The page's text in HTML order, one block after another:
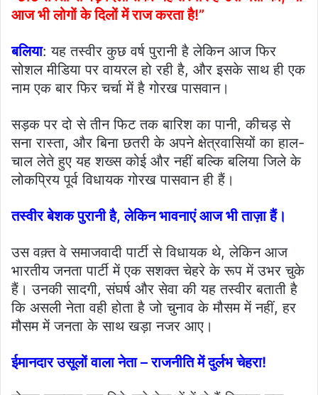
आज भी लोगों के दिलों में राज करता है!”
बलिया: यह तस्वीर कुछ वर्ष पुरानी है लेकिन आज फिर
सोशल मीडिया पर वायरल हो रही है, और इसके साथ ही एक
नाम एक बार फिर चर्चा में है गोरख पासवान।
सड़क पर दो से तीन फिट तक बारिश का पानी, कीचड़ से
सना रास्ता, और बिना छतरी के अपने क्षेत्रवासियों का हाल-
चाल लेते हुए यह शख्स कोई और नहीं बल्कि बलिया जिले के
लोकप्रिय पूर्व विधायक गोरख पासवान ही हैं।
तस्वीर बेशक पुरानी है, लेकिन भावनाएं आज भी ताज़ा हैं।
उस वक़्त वे समाजवादी पार्टी से विधायक थे, लेकिन आज
भारतीय जनता पार्टी में एक सशक्त चेहरे के रूप में उभर चुके
हैं। उनकी सादगी, संघर्ष और सेवा की यह तस्वीर बताती है
कि असली नेता वही होता है जो चुनाव के मौसम में नहीं, हर
मौसम में जनता के साथ खड़ा नजर आए।
ईमानदार उसूलों वाला नेता – राजनीति में दुर्लभ चेहरा!